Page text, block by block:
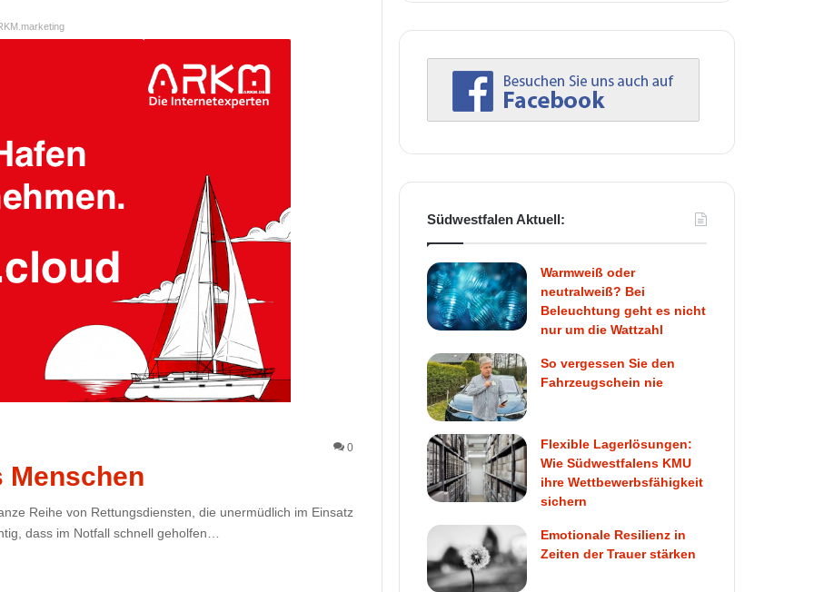
0
Menschen
Reihe von Rettungsdiensten, die unermüdlich im Einsatz
dass im Notfall schnell geholfen…
Südwestfalen Aktuell:
Warmweiß oder
neutralweiß? Bei
Beleuchtung geht es nicht
nur um die Wattzahl
So vergessen Sie den
Fahrzeugschein nie
Flexible Lagerlösungen:
Wie Südwestfalens KMU
ihre Wettbewerbsfähigkeit
sichern
Emotionale Resilienz in
Zeiten der Trauer stärken